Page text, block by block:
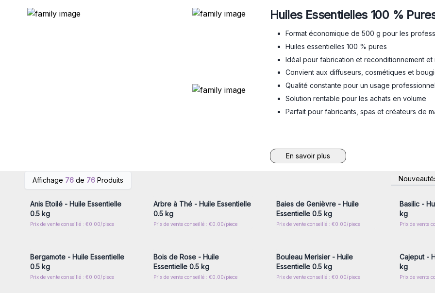
Huiles Essentielles 100 %
Format économique de 500 g pour les
Huiles essentielles 100 % pures
Idéal pour fabrication et reconditionnement et
Convient aux diffuseurs, cosmétiques et
Qualité constante pour un usage
Solution rentable pour les achats en volume
Parfait pour fabricants, spas et créateurs de
En savoir plus
Affichage 76 de 76 Produits
vous pour accéder aux prix de
gros
Anis Etoilé - Huile Essentielle
0.5 kg
Prix de vente conseillé : €0.00/piece
Arbre à Thé - Huile Essentielle
0.5 kg
Prix de vente conseillé : €0.00/piece
Baies de Genièvre - Huile
Essentielle 0.5 kg
Prix de vente conseillé : €0.00/piece
vous
Basilic -
kg
Prix de vente
Connectez-vous ou inscrivez-
Bergamote - Huile Essentielle
0.5 kg
Prix de vente conseillé : €0.00/piece
Connectez-vous ou inscrivez-
Bois de Rose - Huile
Essentielle 0.5 kg
Prix de vente conseillé : €0.00/piece
Connectez-vous ou inscrivez-
Bouleau Merisier - Huile
Essentielle 0.5 kg
Prix de vente conseillé : €0.00/piece
Cajeput -
kg
Prix de vente
Connectez-vous ou inscrivez-
Connectez-vous ou inscrivez-
Connectez-vous ou inscrivez-